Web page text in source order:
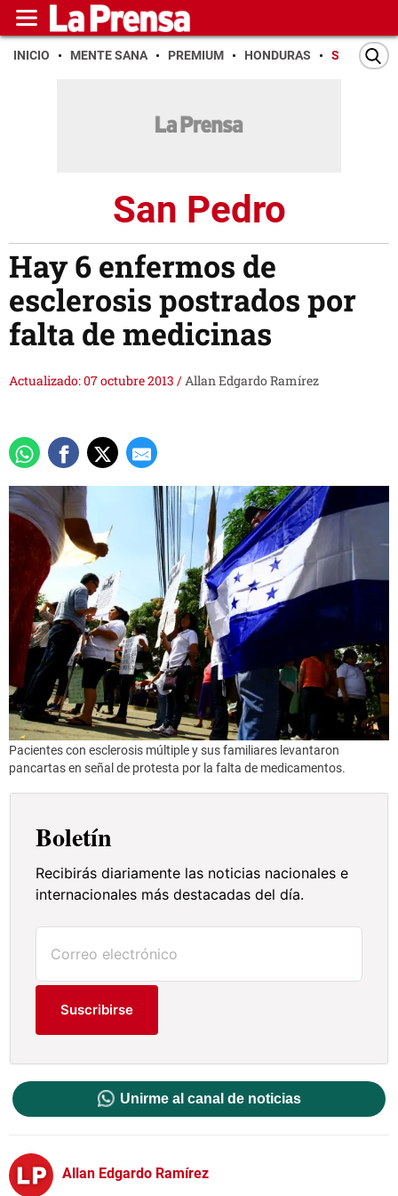
INICIO MENTE SANA PREMIUM HONDURAS SAN PEDRO
San Pedro
Hay 6 enfermos de
esclerosis postrados por
falta de medicinas
Actualizado: 07 octubre 2013 /Allan Edgardo Ramírez
Pacientes con esclerosis múltiple y sus familiares levantaron
pancartas en señal de protesta por la falta de medicamentos.
Boletín
Recibirás diariamente las noticias nacionales e
internacionales más destacadas del día.
Suscribirse
Unirme al canal de noticias
Allan Edgardo Ramírez